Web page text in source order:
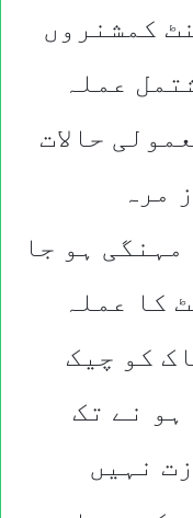
کمشنروں
عملہ
حالات
مرہ
ہو جا
کا عملہ
کو چیک
ہو نے تک
نہیں